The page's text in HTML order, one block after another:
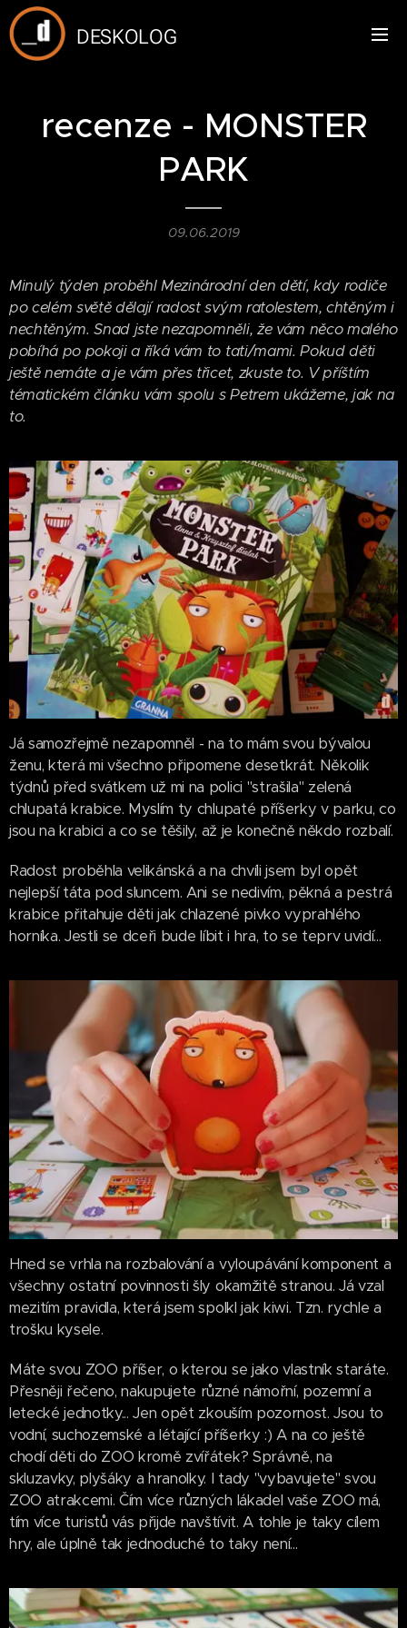
DESKOLOG
recenze - MONSTER
PARK
09.06.2019
Minulý týden proběhl Mezinárodní den dětí, kdy rodiče
po celém světě dělají radost svým ratolestem, chtěným i
nechtěným. Snad jste nezapomněli, že vám něco malého
pobíhá po pokoji a říká vám to tati/mami. Pokud děti
ještě nemáte a je vám přes třicet, zkuste to. V příštím
tématickém článku vám spolu s Petrem ukážeme, jak na
to.
Já samozřejmě nezapomněl - na to mám svou bývalou
ženu, která mi všechno připomene desetkrát. Několik
týdnů před svátkem už mi na polici "strašila" zelená
chlupatá krabice. Myslím ty chlupaté příšerky v parku, co
jsou na krabici a co se těšily, až je konečně někdo rozbalí.
Radost proběhla velikánská a na chvíli jsem byl opět
nejlepší táta pod sluncem. Ani se nedivím, pěkná a pestrá
krabice přitahuje děti jak chlazené pivko vyprahlého
horníka. Jestli se dceři bude líbit i hra, to se teprv uvidí...
Hned se vrhla na rozbalování a vyloupávání komponent a
všechny ostatní povinnosti šly okamžitě stranou. Já vzal
mezitím pravidla, která jsem spolkl jak kiwi. Tzn. rychle a
trošku kysele.
Máte svou ZOO příšer, o kterou se jako vlastník staráte.
Přesněji řečeno, nakupujete různé námořní, pozemní a
letecké jednotky... Jen opět zkouším pozornost. Jsou to
vodní, suchozemské a létající příšerky :) A na co ještě
chodí děti do ZOO kromě zvířátek? Správně, na
skluzavky, plyšáky a hranolky. I tady "vybavujete" svou
ZOO atrakcemi. Čím více různých lákadel vaše ZOO má,
tím více turistů vás přijde navštívit. A tohle je taky cílem
hry, ale úplně tak jednoduché to taky není...